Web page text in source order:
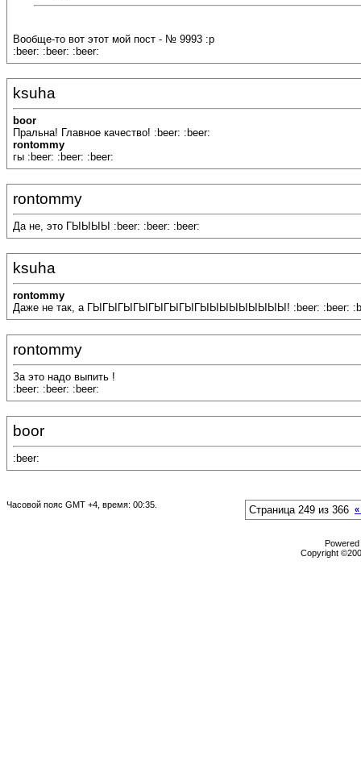
Вообще-то вот этот мой пост - № 9993 :p
:beer: :beer: :beer:
ksuha
boor
Пральна! Главное качество! :beer: :beer:
rontommy
гы :beer: :beer: :beer:
rontommy
Да не, это ГЫЫЫЫ :beer: :beer: :beer:
ksuha
rontommy
Даже не так, а ГЫГЫГЫГЫГЫГЫГЫГЫЫЫЫЫЫЫЫЫ! :beer: :beer:
rontommy
За это надо выпить !
:beer: :beer: :beer:
boor
:beer:
Часовой пояс GMT +4, время: 00:35 Страница 249 из 366 «
Copyright